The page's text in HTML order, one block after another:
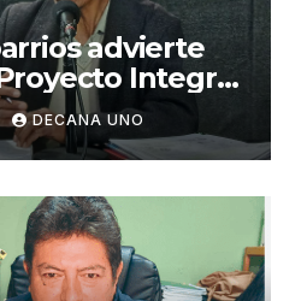
advierte
Integral
para
DECANA UNO